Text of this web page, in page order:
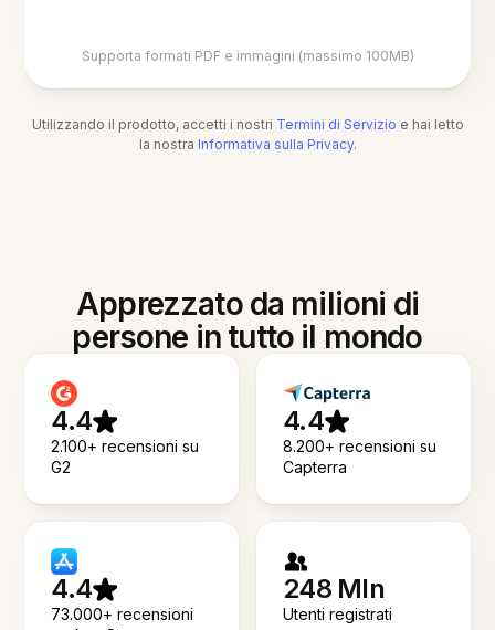
Supporta formati PDF e immagini (massimo 100MB)
Utilizzando il prodotto, accetti i nostri Termini di Servizio e hai letto
la nostra Informativa sulla Privacy.
Apprezzato da milioni di
persone in tutto il mondo
4.4
2.100+ recensioni su
G2
4.4
8.200+ recensioni su
Capterra
4.4
73.000+ recensioni
248 Mln
Utenti registrati